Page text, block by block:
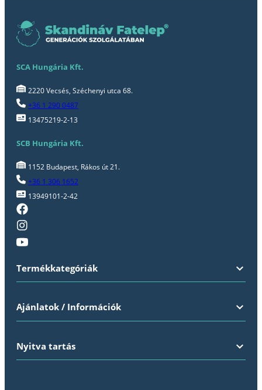
SCA Hungária Kft.
2220 Vecsés, Széchenyi utca 68.
+36 1 290 0487
13475219-2-13
SCB Hungária Kft.
1152 Budapest, Rákos út 21.
+36 1 306 1652
13949101-2-42
Termékkategóriák
Ajánlatok / Információk
Nyitva tartás